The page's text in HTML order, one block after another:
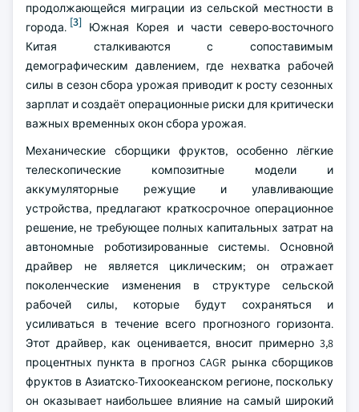
продолжающейся миграции из сельской местности в
города. [3] Южная Корея и части северо-восточного
Китая сталкиваются с сопоставимым
демографическим давлением, где нехватка рабочей
силы в сезон сбора урожая приводит к росту сезонных
зарплат и создаёт операционные риски для критически
важных временных окон сбора урожая.
Механические сборщики фруктов, особенно лёгкие
телескопические композитные модели и
аккумуляторные режущие и улавливающие
устройства, предлагают краткосрочное операционное
решение, не требующее полных капитальных затрат на
автономные роботизированные системы. Основной
драйвер не является циклическим; он отражает
поколенческие изменения в структуре сельской
рабочей силы, которые будут сохраняться и
усиливаться в течение всего прогнозного горизонта.
Этот драйвер, как оценивается, вносит примерно 3,8
процентных пункта в прогноз CAGR рынка сборщиков
фруктов в Азиатско-Тихоокеанском регионе, поскольку
он оказывает наибольшее влияние на самый широкий